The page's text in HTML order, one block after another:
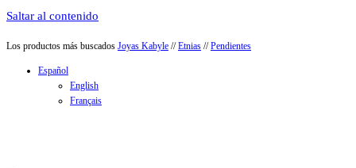
Saltar al contenido
Los productos más buscados Joyas Kabyle //Etnias //Pendientes
Español
English
Français